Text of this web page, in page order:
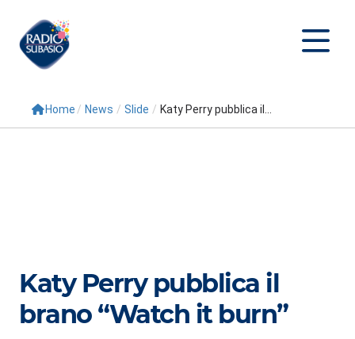
Cerca
Conduttori
Repliche
Home / News / Slide / Katy Perry pubblica il...
Katy Perry pubblica il
brano “Watch it burn”